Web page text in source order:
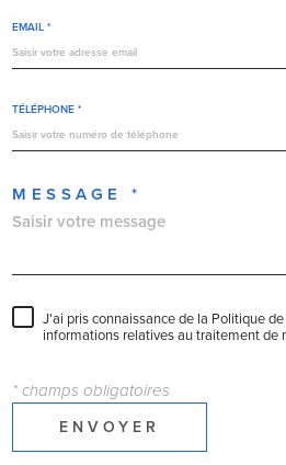
EMAIL *
TÉLÉPHONE *
MESSAGE *
J'ai pris connaissance de la Politique
informations relatives au traitement de
* champs obligatoires
ENVOYER